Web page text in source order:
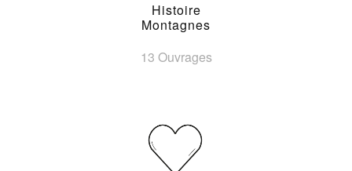
Histoire
Montagnes
13 Ouvrages